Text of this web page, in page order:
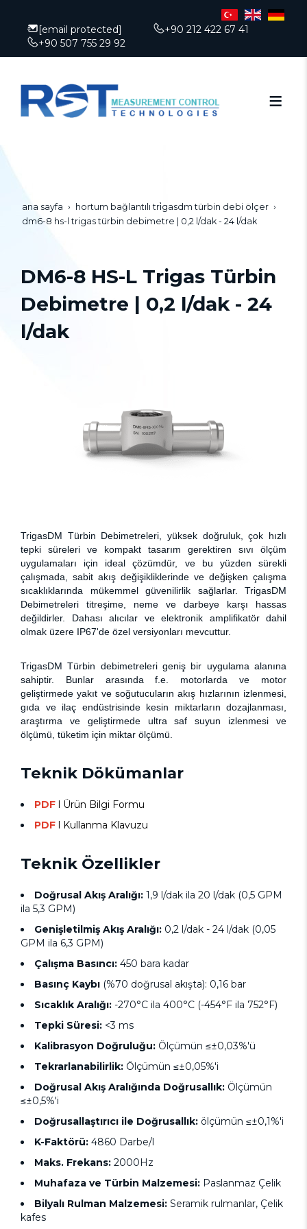
[email protected]
+90 212 422 67 41
+90 507 755 29 92
ana sayfa
hortum bağlantılı tri̇gasdm türbin debi ölçer
dm6-8 hs-l trigas türbin debimetre | 0,2 l/dak - 24 l/dak
DM6-8 HS-L Trigas Türbin
Debimetre | 0,2 l/dak - 24
l/dak
TrigasDM Türbin Debimetreleri, yüksek doğruluk, çok hızlı
tepki süreleri ve kompakt tasarım gerektiren sıvı ölçüm
uygulamaları için ideal çözümdür, ve bu yüzden sürekli
çalışmada, sabit akış değişikliklerinde ve değişken çalışma
sıcaklıklarında mükemmel güvenilirlik sağlarlar. TrigasDM
Debimetreleri titreşime, neme ve darbeye karşı hassas
değildirler. Dahası alıcılar ve elektronik amplifikatör dahil
olmak üzere IP67'de özel versiyonları mevcuttur.
TrigasDM Türbin debimetreleri geniş bir uygulama alanına
sahiptir. Bunlar arasında f.e. motorlarda ve motor
geliştirmede yakıt ve soğutucuların akış hızlarının izlenmesi,
gıda ve ilaç endüstrisinde kesin miktarların dozajlanması,
araştırma ve geliştirmede ultra saf suyun izlenmesi ve
ölçümü, tüketim için miktar ölçümü.
Teknik Dökümanlar
PDF l Ürün Bilgi Formu
PDF l Kullanma Klavuzu
Teknik Özellikler
Doğrusal Akış Aralığı: 1,9 l/dak ila 20 l/dak (0,5 GPM
ila 5,3 GPM)
Genişletilmiş Akış Aralığı: 0,2 l/dak - 24 l/dak (0,05
GPM ila 6,3 GPM)
Çalışma Basıncı: 450 bara kadar
Basınç Kaybı (%70 doğrusal akışta): 0,16 bar
Sıcaklık Aralığı: -270°C ila 400°C (-454°F ila 752°F)
Tepki Süresi: <3 ms
Kalibrasyon Doğruluğu: Ölçümün ≤±0,03%'ü
Tekrarlanabilirlik: Ölçümün ≤±0,05%'i
Doğrusal Akış Aralığında Doğrusallık: Ölçümün
≤±0,5%'i
Doğrusallaştırıcı ile Doğrusallık: ölçümün ≤±0,1%'i
K-Faktörü: 4860 Darbe/l
Maks. Frekans: 2000Hz
Muhafaza ve Türbin Malzemesi: Paslanmaz Çelik
Bilyalı Rulman Malzemesi: Seramik rulmanlar, Çelik
kafes